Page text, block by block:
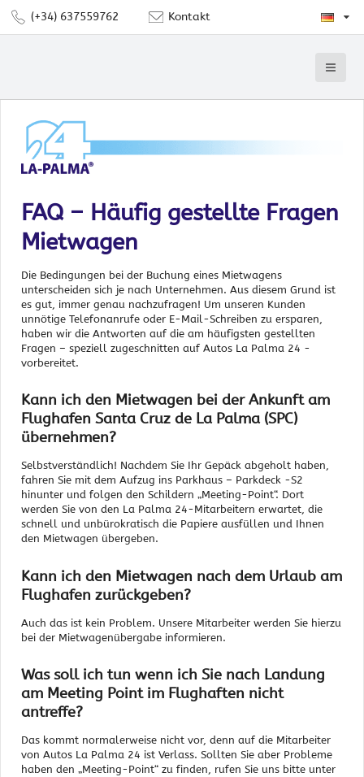
(+34) 637559762 Kontakt
FAQ – Häufig gestellte Fragen
Mietwagen
Die Bedingungen bei der Buchung eines Mietwagens
unterscheiden sich je nach Unternehmen. Aus diesem Grund ist
es gut, immer genau nachzufragen! Um unseren Kunden
unnötige Telefonanrufe oder E-Mail-Schreiben zu ersparen,
haben wir die Antworten auf die am häufigsten gestellten
Fragen – speziell zugeschnitten auf Autos La Palma 24 -
vorbereitet.
Kann ich den Mietwagen bei der Ankunft am
Flughafen Santa Cruz de La Palma (SPC)
übernehmen?
Selbstverständlich! Nachdem Sie Ihr Gepäck abgeholt haben,
fahren Sie mit dem Aufzug ins Parkhaus – Parkdeck -S2
hinunter und folgen den Schildern „Meeting-Point“. Dort
werden Sie von den La Palma 24-Mitarbeitern erwartet, die
schnell und unbürokratisch die Papiere ausfüllen und Ihnen
den Mietwagen übergeben.
Kann ich den Mietwagen nach dem Urlaub am
Flughafen zurückgeben?
Auch das ist kein Problem. Unsere Mitarbeiter werden Sie hierzu
bei der Mietwagenübergabe informieren.
Was soll ich tun wenn ich Sie nach Landung
am Meeting Point im Flughaften nicht
antreffe?
Das kommt normalerweise nicht vor, denn auf die Mitarbeiter
von Autos La Palma 24 ist Verlass. Sollten Sie aber Probleme
haben den „Meeting-Point“ zu finden, rufen Sie uns bitte unter